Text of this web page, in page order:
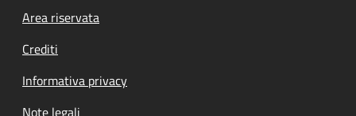
Footer menu
Area riservata
Crediti
Informativa privacy
Note legali